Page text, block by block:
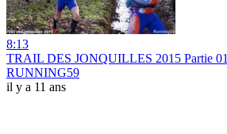
8:13
TRAIL DES JONQUILLES 2015 Partie 01
RUNNING59
il y a 11 ans